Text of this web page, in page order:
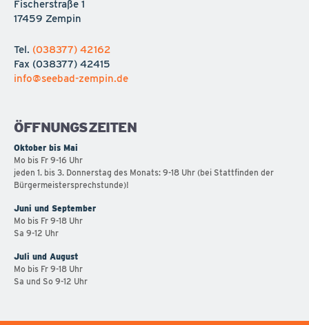
Fischerstraße 1
17459 Zempin
Tel. (038377) 42162
Fax (038377) 42415
info@seebad-zempin.de
ÖFFNUNGSZEITEN
Oktober bis Mai
Mo bis Fr 9-16 Uhr
jeden 1. bis 3. Donnerstag des Monats: 9-18 Uhr (bei Stattfinden der
Bürgermeistersprechstunde)!
Juni und September
Mo bis Fr 9-18 Uhr
Sa 9-12 Uhr
Juli und August
Mo bis Fr 9-18 Uhr
Sa und So 9-12 Uhr